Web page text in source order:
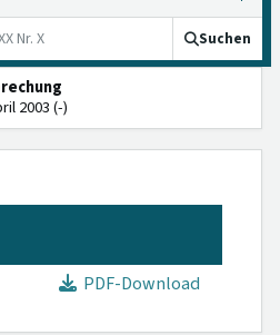
Suchen
2003 (-)
PDF-Download